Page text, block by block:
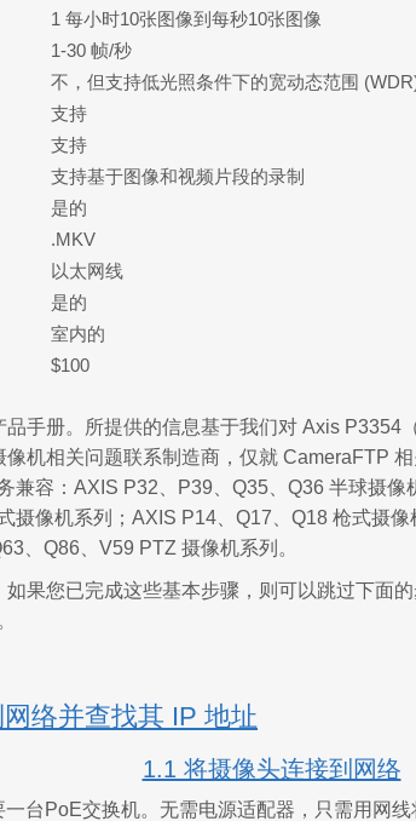
1 每小时10张图像到每秒10张图像
1-30 帧/秒
不，但支持低光照条件下的宽动态范围
支持
支持
支持基于图像和视频片段的录制
是的
.MKV
以太网线
是的
室内的
$100
手册。所提供的信息基于我们对 Axis P3354
机相关问题联系制造商，仅就 CameraFTP
兼容：AXIS P32、P39、Q35、Q36 半球摄
摄像机系列；AXIS P14、Q17、Q18 枪式摄
、Q86、V59 PTZ 摄像机系列。
果您已完成这些基本步骤，则可以跳过下面
络并查找其 IP 地址
1.1 将摄像头连接到网络
台PoE交换机。无需电源适配器，只需用网